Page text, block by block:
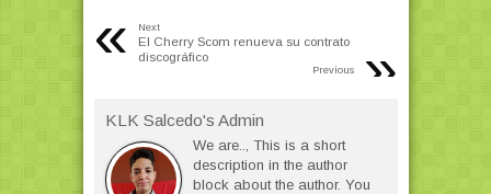
« Next
El Cherry Scom renueva su contrato
discográfico
»
Previous
KLK Salcedo's Admin
We are.., This is a short
description in the author
block about the author. You